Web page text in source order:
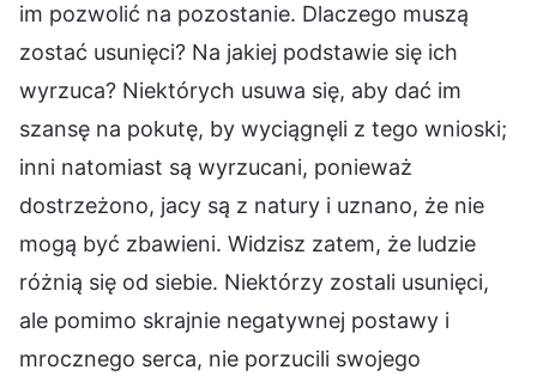
im pozwolić na pozostanie. Dlaczego muszą
zostać usunięci? Na jakiej podstawie się ich
wyrzuca? Niektórych usuwa się, aby dać im
szansę na pokutę, by wyciągnęli z tego wnioski;
inni natomiast są wyrzucani, ponieważ
dostrzeżono, jacy są z natury i uznano, że nie
mogą być zbawieni. Widzisz zatem, że ludzie
różnią się od siebie. Niektórzy zostali usunięci,
ale pomimo skrajnie negatywnej postawy i
mrocznego serca, nie porzucili swojego